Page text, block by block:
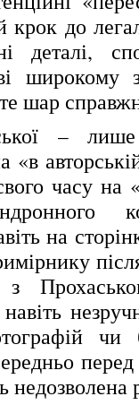
до
деталі,
широкому
шар
– лише
часу на
на
з
чи
недозволена